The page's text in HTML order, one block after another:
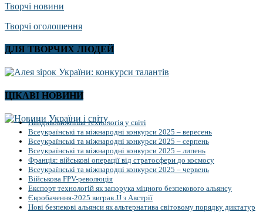
Творчі новини
Творчі оголошення
ДЛЯ ТВОРЧИХ ЛЮДЕЙ
ЦІКАВІ НОВИНИ
Найдивовижніша технологія у світі
Всеукраїнські та міжнародні конкурси 2025 – вересень
Всеукраїнські та міжнародні конкурси 2025 – серпень
Всеукраїнські та міжнародні конкурси 2025 – липень
Франція: військові операції від стратосфери до космосу
Всеукраїнські та міжнародні конкурси 2025 – червень
Військова FPV-революція
Експорт технологій як запорука міцного безпекового альянсу
Євробачення-2025 виграв JJ з Австрії
Нові безпекові альянси як альтернатива світовому порядку диктатур